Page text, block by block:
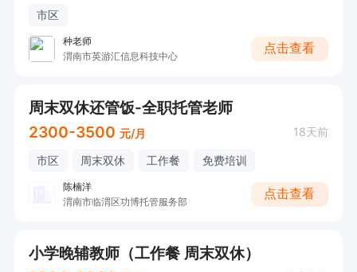
市区
种老师
渭南市英游汇信息科技中心
点击查看
周末双休还管饭-全职托管老师
2300-3500 元/月 18天前
市区 周末双休 工作餐 免费培训
陈楠洋
渭南市临渭区功博托管服务部
点击查看
小学晚辅教师（工作餐 周末双休）